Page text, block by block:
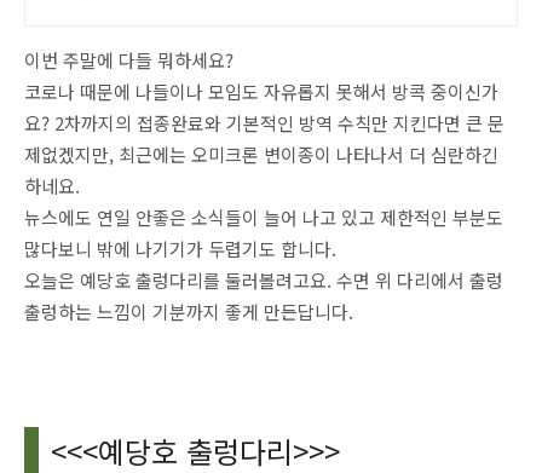
이번 주말에 다들 뭐하세요?
코로나 때문에 나들이나 모임도 자유롭지 못해서 방콕 중이신가
요? 2차까지의 접종완료와 기본적인 방역 수칙만 지킨다면 큰 문
제없겠지만, 최근에는 오미크론 변이종이 나타나서 더 심란하긴
하네요.
뉴스에도 연일 안좋은 소식들이 늘어 나고 있고 제한적인 부분도
많다보니 밖에 나기기가 두렵기도 합니다.
오늘은 예당호 출렁다리를 둘러볼려고요. 수면 위 다리에서 출렁
출렁하는 느낌이 기분까지 좋게 만든답니다.
<<<예당호 출렁다리>>>